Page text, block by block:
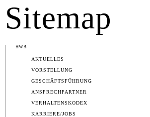
Sitemap
HWB
AKTUELLES
VORSTELLUNG
GESCHÄFTSFÜHRUNG
ANSPRECHPARTNER
VERHALTENSKODEX
KARRIERE/JOBS